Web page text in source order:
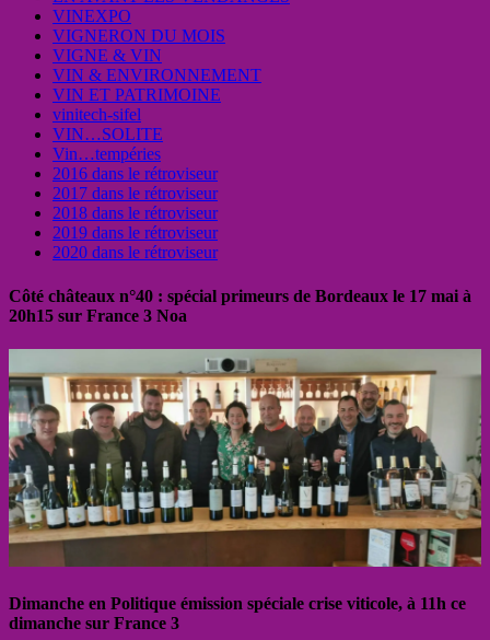
VINEXPO
VIGNERON DU MOIS
VIGNE & VIN
VIN & ENVIRONNEMENT
VIN ET PATRIMOINE
vinitech-sifel
VIN…SOLITE
Vin…tempéries
2016 dans le rétroviseur
2017 dans le rétroviseur
2018 dans le rétroviseur
2019 dans le rétroviseur
2020 dans le rétroviseur
Côté châteaux n°40 : spécial primeurs de Bordeaux le 17 mai à
20h15 sur France 3 Noa
Dimanche en Politique émission spéciale crise viticole, à 11h ce
dimanche sur France 3